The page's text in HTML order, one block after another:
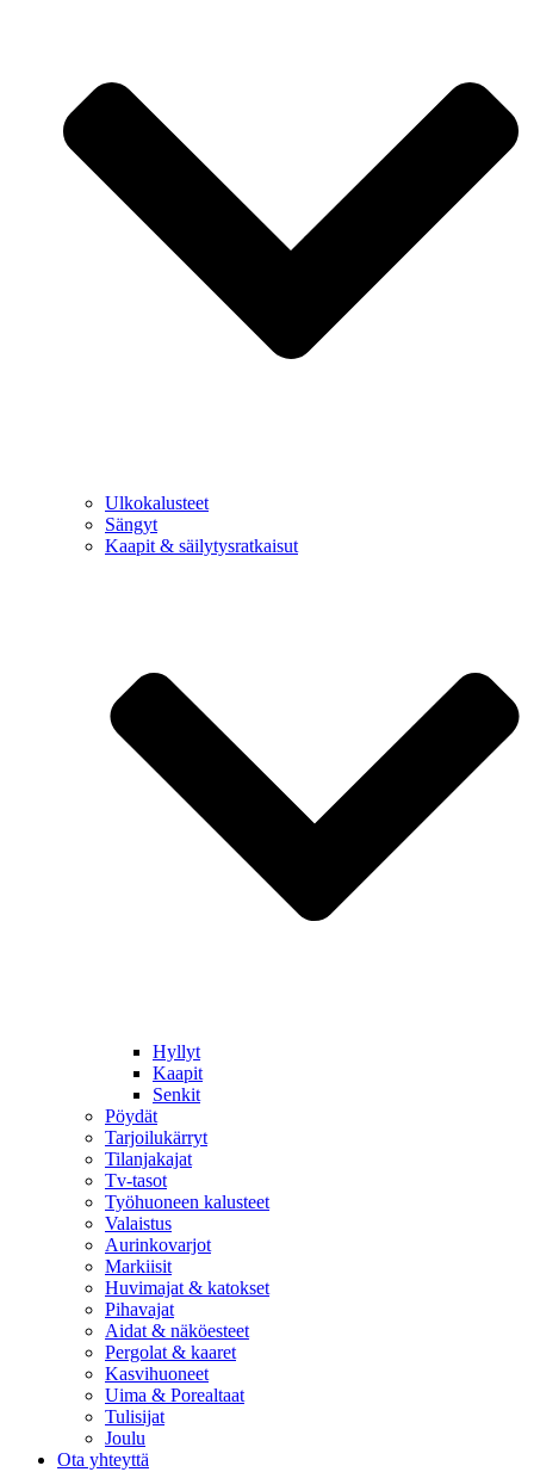
Ulkokalusteet
Sängyt
Kaapit & säilytysratkaisut
Hyllyt
Kaapit
Senkit
Pöydät
Tarjoilukärryt
Tilanjakajat
Tv-tasot
Työhuoneen kalusteet
Valaistus
Aurinkovarjot
Markiisit
Huvimajat & katokset
Pihavajat
Aidat & näköesteet
Pergolat & kaaret
Kasvihuoneet
Uima & Porealtaat
Tulisijat
Joulu
Ota yhteyttä